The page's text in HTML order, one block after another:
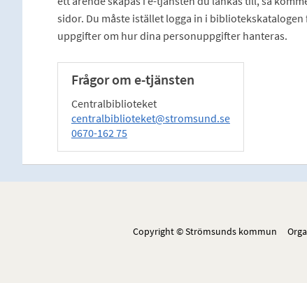
sidor. Du måste istället logga in i
uppgifter om hur dina personuppgifter hanteras.
Frågor om e-tjänsten
Centralbiblioteket
centralbiblioteket@stromsund.se
0670-162 75
Copyright © Strömsunds kommun